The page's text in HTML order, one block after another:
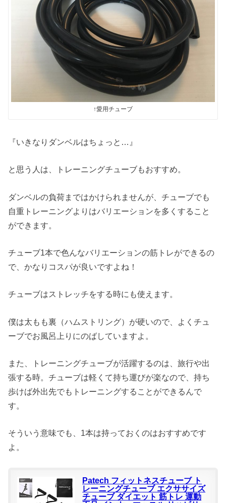
↑愛用チューブ
『いきなりダンベルはちょっと…』
と思う人は、トレーニングチューブもおすすめ。
ダンベルの負荷まではかけられませんが、チューブでも
自重トレーニングよりはバリエーションを多くすること
ができます。
チューブ1本で色んなバリエーションの筋トレができるの
で、かなりコスパが良いですよね！
チューブはストレッチをする時にも使えます。
僕は太もも裏（ハムストリング）が硬いので、よくチュ
ーブでお風呂上りにのばしていますよ。
また、トレーニングチューブが活躍するのは、旅行や出
張する時。チューブは軽くて持ち運びが楽なので、持ち
歩けば外出先でもトレーニングすることができるんで
す。
そういう意味でも、1本は持っておくのはおすすめです
よ。
Patech フィットネスチューブ ト
レーニングチューブ エクササイズ
チューブ ダイエット 筋トレ 運動